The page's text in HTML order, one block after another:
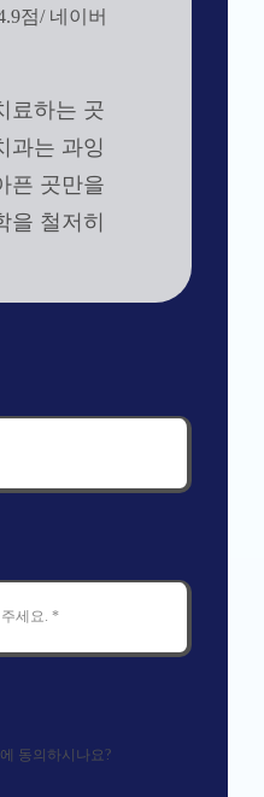
점/ 네이버
료하는 곳
과는 과잉
픈 곳만을
을 철저히
동의하시나요?